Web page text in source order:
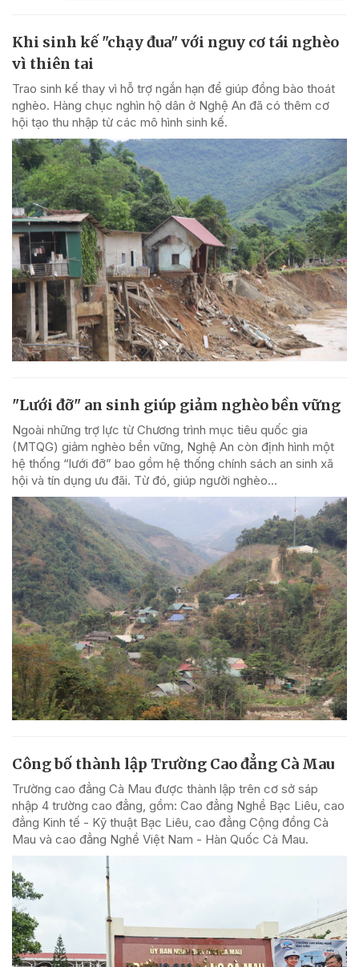
Khi sinh kế "chạy đua" với nguy cơ tái nghèo
vì thiên tai
Trao sinh kế thay vì hỗ trợ ngắn hạn để giúp đồng bào thoát
nghèo. Hàng chục nghìn hộ dân ở Nghệ An đã có thêm cơ
hội tạo thu nhập từ các mô hình sinh kế.
"Lưới đỡ" an sinh giúp giảm nghèo bền vững
Ngoài những trợ lực từ Chương trình mục tiêu quốc gia
(MTQG) giảm nghèo bền vững, Nghệ An còn định hình một
hệ thống “lưới đỡ” bao gồm hệ thống chính sách an sinh xã
hội và tín dụng ưu đãi. Từ đó, giúp người nghèo...
Công bố thành lập Trường Cao đẳng Cà Mau
Trường cao đẳng Cà Mau được thành lập trên cơ sở sáp
nhập 4 trường cao đẳng, gồm: Cao đẳng Nghề Bạc Liêu, cao
đẳng Kinh tế - Kỹ thuật Bạc Liêu, cao đẳng Cộng đồng Cà
Mau và cao đẳng Nghề Việt Nam - Hàn Quốc Cà Mau.